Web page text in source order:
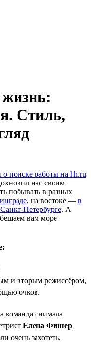
Стиль,
о поиске работы на hh.ru
нас своим
побывать в разных
, на востоке — в
Петербурге. А
вам море
и вторым режиссёром,
очков.
команда снимала
Елена Фишер,
очень захотеть,